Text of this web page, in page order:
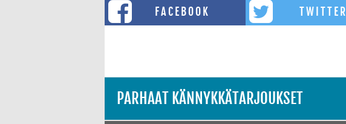
FACEBOOK
TWITTER
PARHAAT KÄNNYKKÄTARJOUKSET